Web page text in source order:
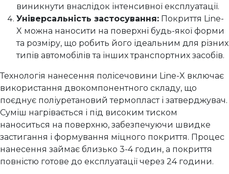
виникнути внаслідок інтенсивної експлуатації.
Універсальність застосування: Покриття Line-
X можна наносити на поверхні будь-якої форми
та розміру, що робить його ідеальним для різних
типів автомобілів та інших транспортних засобів.
Технологія нанесення полісечовини Line-X включає
використання двокомпонентного складу, що
поєднує поліуретановий термопласт і затверджувач.
Суміш нагрівається і під високим тиском
наноситься на поверхню, забезпечуючи швидке
застигання і формування міцного покриття. Процес
нанесення займає близько 3-4 годин, а покриття
повністю готове до експлуатації через 24 години.